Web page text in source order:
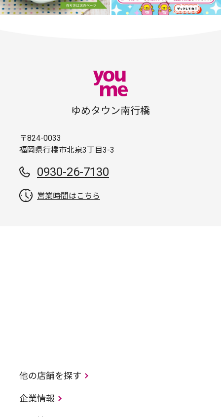
ゆめタウン南行橋
〒824-0033
福岡県行橋市北泉3丁目3-3
0930-26-7130
営業時間はこちら
他の店舗を探す
企業情報